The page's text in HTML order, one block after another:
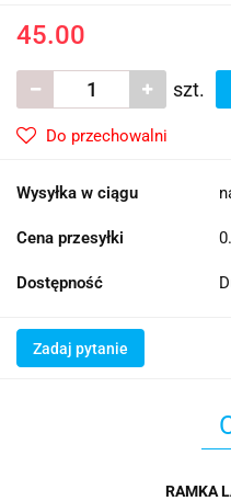
45.00
szt.
Do przechowalni
Wysyłka w ciągu
Cena przesyłki
Dostępność
Zadaj pytanie
RAMKA